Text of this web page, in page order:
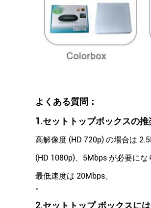
よくある質問：
1.セットトップボックスの
高解像度 (HD 720p) の場合は
(HD 1080p)、5Mbps が必要に
最低速度は 20Mbps。
。
2.セットトップ ボックスに